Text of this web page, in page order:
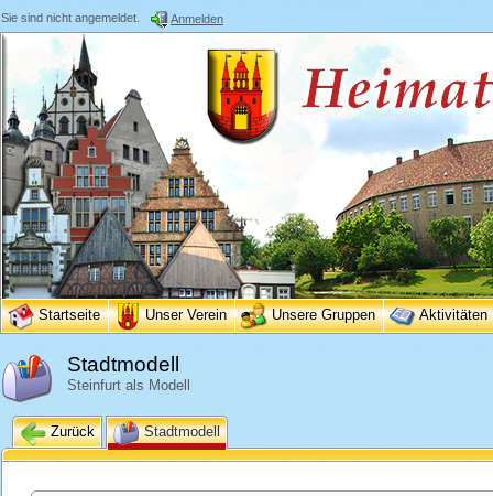
Sie sind nicht angemeldet. Anmelden
Startseite Unser Verein Unsere Gruppen Aktivitäten
Stadtmodell
Steinfurt als Modell
Zurück Stadtmodell